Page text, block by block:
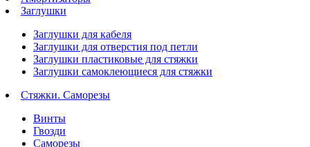
Заглушки
Заглушки для кабеля
Заглушки для отверстия под петли
Заглушки пластиковые для стяжки
Заглушки самоклеющиеся для стяжки
Стяжки. Саморезы
Винты
Гвозди
Саморезы